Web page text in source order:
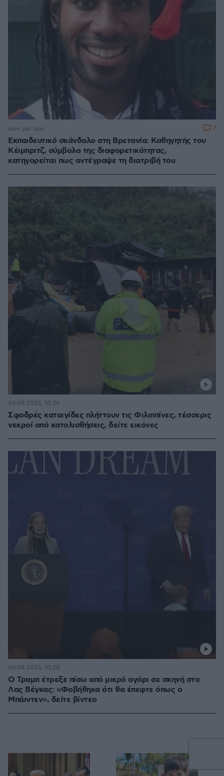
Εκπαιδευτικό σκάνδαλο στη Βρετανία: Καθηγητής του
Κέιμπριτζ, σύμβολο της διαφορετικότητας,
κατηγορείται πως αντέγραψε τη διατριβή του
πριν μία ώρα 7
Σφοδρές καταιγίδες πλήττουν τις Φιλιππίνες, τέσσερις
νεκροί από κατολισθήσεις, δείτε εικόνες
06.08.2026, 10:36
Ο Τραμπ έτρεξε πίσω από μικρό αγόρι σε σκηνή στο
Λας Βέγκας: «Φοβήθηκα ότι θα έπεφτε όπως ο
Μπάιντεν», δείτε βίντεο
06.08.2026, 10:28